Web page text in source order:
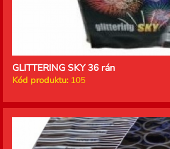
GLITTERING SKY 36 rán
Kód produktu: 105